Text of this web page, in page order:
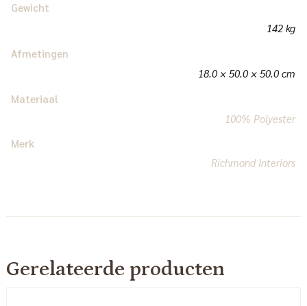
Gewicht
142 kg
Afmetingen
18.0 × 50.0 × 50.0 cm
Materiaal
100% Polyester
Merk
Richmond Interiors
Gerelateerde producten